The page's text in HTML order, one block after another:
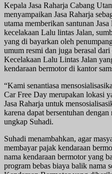
Kepala Jasa Raharja Cabang
menyampaikan Jasa Raharja
utama memberikan santunan
kecelakaan Lalu lintas Jalan,
yang di bayarkan oleh
umum resmi dan juga berasal
Kecelakaan Lalu Lintas Jalan
kendaraan bermotor di kantor
“Kami senantiasa
Car Free Day merupakan lokasi
Jasa Raharja untuk
karena dapat bersentuhan
ungkap Suhadi.
Suhadi menambahkan, agar
membayar pajak kendaraan
nama kendaraan bermotor yang
program bebas biaya balik nama